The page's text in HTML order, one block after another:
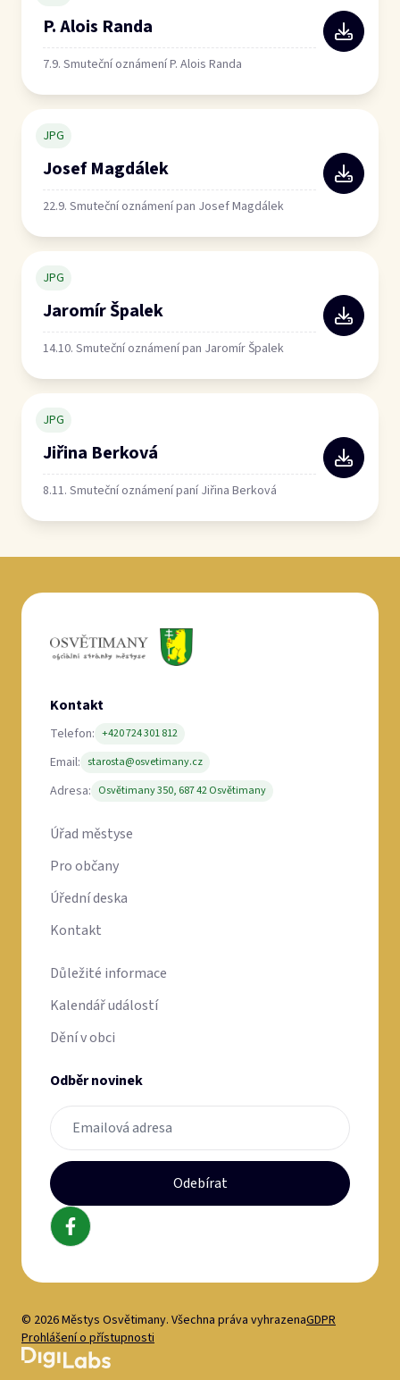
P. Alois Randa
7.9. Smuteční oznámení P. Alois Randa
JPG
Josef Magdálek
22.9. Smuteční oznámení pan Josef Magdálek
JPG
Jaromír Špalek
14.10. Smuteční oznámení pan Jaromír Špalek
JPG
Jiřina Berková
8.11. Smuteční oznámení paní Jiřina Berková
Kontakt
Telefon: +420 724 301 812
Email: starosta@osvetimany.cz
Adresa: Osvětimany 350, 687 42 Osvětimany
Úřad městyse
Pro občany
Úřední deska
Kontakt
Důležité informace
Kalendář událostí
Dění v obci
Odběr novinek
Odebírat
© 2026 Městys Osvětimany. Všechna práva vyhrazenaGDPR
Prohlášení o přístupnosti